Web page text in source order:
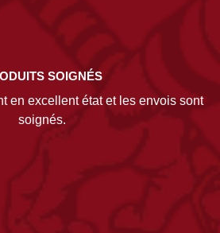
SOIGNÉS
en excellent état et les envois sont
soignés.